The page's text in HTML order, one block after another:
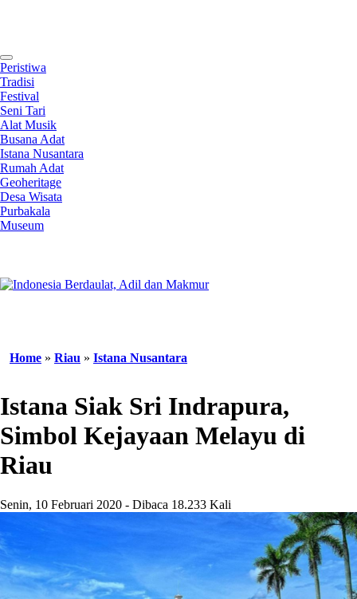
Peristiwa
Tradisi
Festival
Seni Tari
Alat Musik
Busana Adat
Istana Nusantara
Rumah Adat
Geoheritage
Desa Wisata
Purbakala
Museum
Home » Riau » Istana Nusantara
Istana Siak Sri Indrapura,
Simbol Kejayaan Melayu di
Riau
Senin, 10 Februari 2020 - Dibaca 18.233 Kali